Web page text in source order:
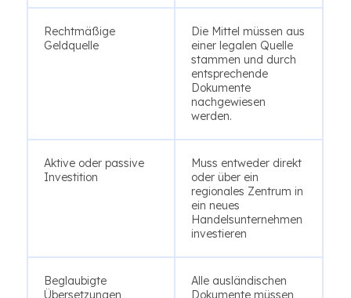
Rechtmäßige
Geldquelle
Die Mittel müssen aus
einer legalen Quelle
stammen und durch
entsprechende
Dokumente
nachgewiesen
werden.
Aktive oder passive
Investition
Muss entweder direkt
oder über ein
regionales Zentrum in
ein neues
Handelsunternehmen
investieren
Beglaubigte
Übersetzungen
Alle ausländischen
Dokumente müssen